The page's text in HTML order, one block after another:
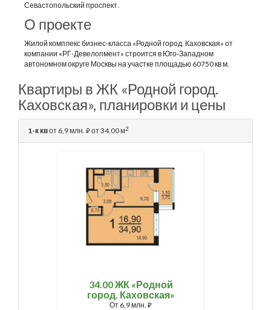
Севастопольский проспект.
О проекте
Жилой комплекс бизнес-класса «Родной город. Каховская» от
компании «РГ-Девелопмент» строится в Юго-Западном
автономном округе Москвы на участке площадью 60750 кв м.
Квартиры в ЖК «Родной город.
Каховская», планировки и цены
1-к квот 6,9 млн. ⃏от 34.00 м2
34.00 ЖК «Родной
город. Каховская»
От 6,9 млн. ⃏